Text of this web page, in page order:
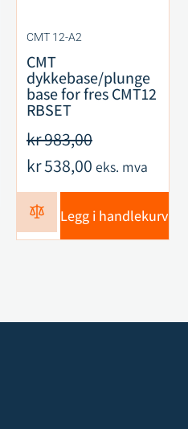
CMT 12-A2
CMT
dykkebase/plunge
base for fres CMT12
RBSET
kr983,00
kr538,00 eks. mva
Legg i handlekurv